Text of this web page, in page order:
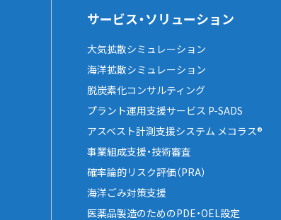
サービス・ソリューション
大気拡散シミュレーション
海洋拡散シミュレーション
脱炭素化コンサルティング
プラント運用支援サービス P-SADS
アスベスト計測支援システム メコラス®
事業組成支援・技術審査
確率論的リスク評価（PRA）
海洋ごみ対策支援
医薬品製造のためのPDE・OEL設定